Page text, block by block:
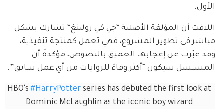
الأول.
اللافت أن المؤلفة الأصلية “جي كي رولينغ“ تشارك بشكل
مباشر في تطوير المشروع، فهي تعمل كمنتجة تنفيذية،
وقد عبّرت عن إعجابها العميق بالنصوص، مؤكدةً أن
المسلسل سيكون “أكثر وفاءً للروايات من أي عمل سابق”.
HBO's #HarryPotter series has debuted the first look at
Dominic McLaughlin as the iconic boy wizard.